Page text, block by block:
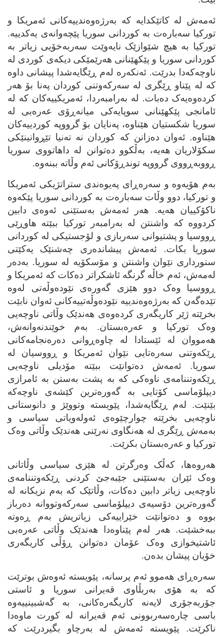
ئه‌مه‌ش له‌ کاتێکدایه‌ که‌ به‌رژه‌وه‌ندییه‌کانی ئه‌مریکا و
تورکیا سه‌باره‌ت به‌ کوردانی سوریا پێچه‌وانه‌ی یه‌کدییه‌.
تورکیا به‌ هیچ شێوازێک نایه‌وێت سه‌ربه‌خۆیی زیاتر به‌
کوردانی سوریا و پێکهێنانی هه‌رێمێکی دیکه‌ی کوردی له‌
ناوچه‌که‌دا بدرێت. ئه‌نکه‌ره‌ له‌م ڕێگایه‌شدا پیشانی داوه‌
که‌ له‌ پێناو ڕێگری له‌ سه‌رکه‌وتنی کوردان په‌نا بۆ هه‌ر
کرده‌وه‌یه‌ک ده‌بات. له‌ به‌رامبه‌ردا، ئه‌مریکییه‌کان که‌ له‌
ئامانجی پێکهێنانی سوپایه‌کی میانه‌ڕۆی عه‌ره‌بی له‌
سوریا شکستیان هێناوه‌، په‌نایان بۆ گرووپه‌ کوردییه‌کان
هێناوه‌. ئه‌وان ده‌زانن که‌ کوردان نه‌ ته‌نیا تێڕوانینێکی
سکۆلاریان هه‌یه‌، به‌ڵکوو ده‌توانن له‌ داهاتووی سوریا
ڕووبه‌ڕووی گرووپه‌ توندڕۆکانی ئه‌م وڵاته‌ ببنه‌وه‌.
به‌م هۆیه‌وه‌ و سه‌ره‌ڕای په‌یوه‌ندی ستراتژیکی ئه‌مریکا
و تورکیا، دوو وڵات سه‌باره‌ت به‌ کوردانی سوریا پێکه‌وه‌
ناکۆکییان هه‌یه‌. هه‌ر ئه‌مه‌ش به‌ستێنی ئه‌وه‌ی دابین
کردووه‌ که‌ واشنتن له‌ به‌رامبه‌ر تورکیا ببێته‌ هاوڕێی
ڕووسیا و پشتیوانی سه‌ربازی و لۆجستیکی له‌ کوردانی
سوریا بکات. ئه‌مه‌ش پیشانده‌ری چه‌شنێک یه‌کێتی
سنورداری نێوان واشنتن و مۆسکۆیه‌ له‌ سوریا. به‌ده‌ر
له‌مه‌ش، ئه‌م خاڵه‌ گرنگه‌ ئاشکراتر ده‌کات که‌ ئه‌مریکا و
ڕووسیا وه‌ک دوو هێزی گه‌وره‌ی نێوده‌وڵه‌تی له‌وه‌
تێده‌گه‌ن که‌ به‌رژه‌وه‌ندییه‌ نێوده‌وڵه‌تییه‌کانی ئه‌وان نابێت
بخرێته‌ ژێر کاریگه‌ری کرده‌وه‌ی هه‌ندێک وڵاتی ناوچه‌یی
وه‌ک تورکیا و عه‌ره‌بستان. به‌م خوێندنه‌وانه‌ش،
هه‌مووان له‌ ئێستادا له‌ چاوه‌ڕوانی ده‌ره‌نجامه‌کانی
ڕێکه‌وتنی سه‌ره‌تایی نێوان ئه‌مریکا و ڕووسیان له‌
سوریا. ئه‌مه‌ش ده‌توانێت ببێته‌ مۆدیلی ناوچه‌یی
ڕێکه‌وتننامه‌ی ناوه‌کی که‌ به‌ پشت به‌ستن به‌ ئامرازی
دیپلۆماسی کۆتایی به‌ گه‌وره‌ترین کێشه‌ی ناوچه‌که‌
بێنێت. له‌م ڕێگایه‌شدا، پێویسته‌ وتووێژ و دانوستانی
ناوچه‌یی بخرێته‌ چوارچێوه‌ی ئه‌وله‌ویاتی سیاسی و
به‌مه‌ش ڕێگری له‌ هه‌نگاوی نه‌رێنی هه‌ندێک وڵاتی وه‌ک
تورکیا و عه‌ره‌بستان بکرێت.
هه‌روه‌ها، که‌ڵک وه‌رگرتن له‌ هێزی سیاسی وڵاتانی
وه‌ک ئێران به‌ستێنی جێبه‌جێ کردنی ڕێکه‌وتننامه‌ی
ناوچه‌یی زیاتر دابین ده‌کات، وڵاتێک که‌ به‌م نزیکانه‌ له‌
گه‌وره‌ترین دۆسیه‌ی دیپلۆماسی سه‌رکه‌وتووانه‌ ده‌رباز
بووه‌ و ده‌توانێت خێراییه‌کی زیاتریش به‌م ڕه‌وته‌
ببه‌خشێت. هه‌ر له‌م پێناوه‌دا هه‌ندێک وڵاتی عه‌ره‌بی
ئاشتیخوازی وه‌ک عۆمان ده‌توانن ڕۆڵی کاریگه‌ری
خۆیان پیشان بده‌ن.
سه‌ره‌ڕای هه‌موو ئه‌م پرسانه‌، پێویسته‌ ئه‌وه‌ش بوترێت
که‌ به‌ هۆی به‌ربڵاوی قه‌یرانی سوریا و ئاستی
جۆربه‌جۆری لایه‌نه‌ کاریگه‌ره‌کانی، به‌ گه‌شبینییه‌وه‌
باسی‌ چاره‌سه‌ربوونی ئه‌م قه‌یرانه‌ له‌ کورت ماوه‌دا
ناکرێت. پێویسته‌ ئه‌مه‌ش له‌ به‌رچاو بگیردرێت که‌